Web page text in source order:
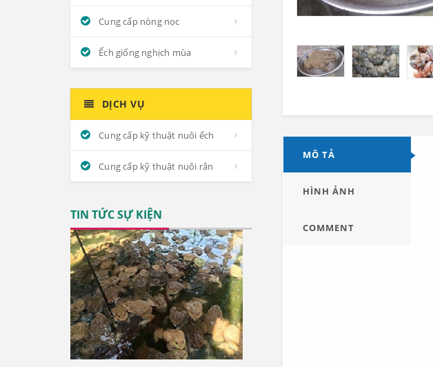
Cung cấp nòng nọc
Ếch giống nghịch mùa
DỊCH VỤ
Cung cấp kỹ thuật nuôi ếch
Cung cấp kỹ thuật nuôi rắn
TIN TỨC SỰ KIỆN
MÔ TẢ
HÌNH ẢNH
COMMENT